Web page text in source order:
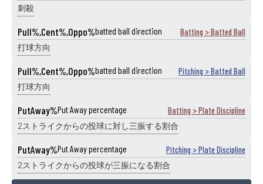
刺殺
Pull%,Cent%,Oppo%batted ball direction Batting > Batted Ball
打球方向
Pull%,Cent%,Oppo%batted ball direction Pitching > Batted Ball
打球方向
PutAway%Put Away percentage Batting > Plate Discipline
2ストライクからの投球に対し三振する割合
PutAway%Put Away percentage Pitching > Plate Discipline
2ストライクからの投球が三振になる割合